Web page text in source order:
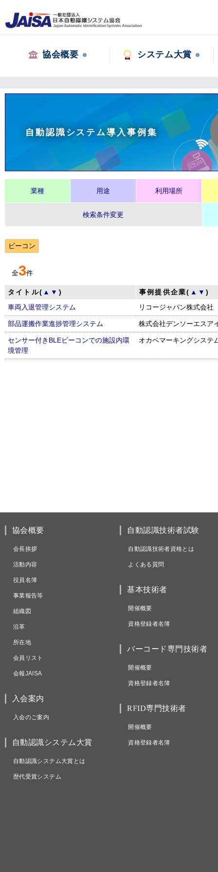
協会概要 システム大賞
自動認識システム導入事例集
業種 用途 利用場所
検索条件変更
ビーコン
全3件
タイトル( ▲ ▼ ) 事例提供企業( ▲ ▼)
車両入退管理システム
リコージャパン株式会社
部品運搬作業進捗管理システム 株式会社デンソーエスア
センサー付きBLEビーコンでの施設内環
境管理
オカベマーキングシステ
協会概要
会長挨拶
活動内容
役員名簿
事業報告等
組織図
沿革
所在地
会員リスト
会報JAISA
入会案内
入会のご案内
自動認識システム大賞
自動認識システム大賞とは
歴代受賞システム
自動認識技術者試験
自動認識技術者資格とは
よくある質問
基本技術者
開催概要
資格登録者名簿
バーコード専門技術者
開催概要
資格登録者名簿
RFID専門技術者
開催概要
資格登録者名簿